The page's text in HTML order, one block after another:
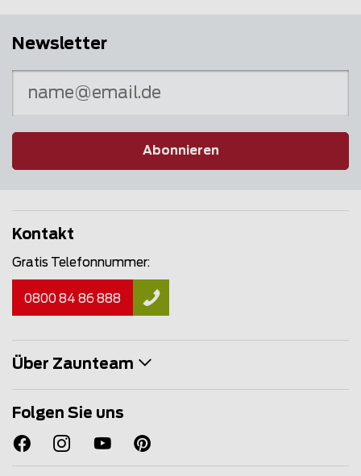
Newsletter
Abonnieren
Kontakt
Gratis Telefonnummer:
0800 84 86 888
Über Zaunteam
Folgen Sie uns